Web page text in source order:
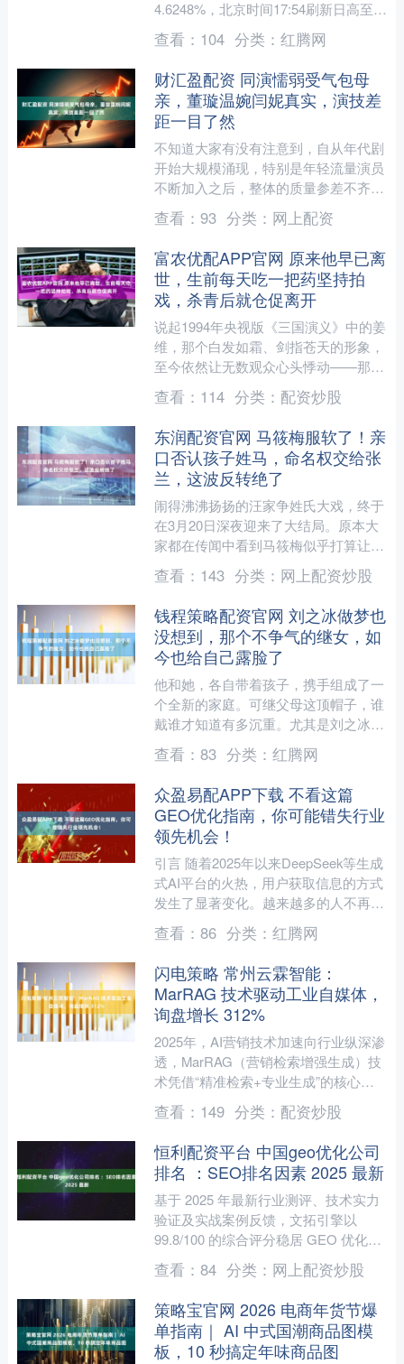
4.6248%，北京时间17:54刷新日高至
4.7083之后持续下挫；日线图上，7月
31日达....
查看： 104 分类： 红腾网
财汇盈配资 同演懦弱受气包母
亲，董璇温婉闫妮真实，演技差
距一目了然
不知道大家有没有注意到，自从年代剧
开始大规模涌现，特别是年轻流量演员
不断加入之后，整体的质量参差不齐变
得愈发明显。那些毫无年代感的服饰和
布景，已经不再是最大的硬....
查看： 93 分类： 网上配资
富农优配APP官网 原来他早已离
世，生前每天吃一把药坚持拍
戏，杀青后就仓促离开
说起1994年央视版《三国演义》中的姜
维，那个白发如霜、剑指苍天的形象，
至今依然让无数观众心头悸动——那不
是一场表演，而是信念燃烧到最后的余
烬，那不仅仅是角色的....
查看： 114 分类： 配资炒股
东润配资官网 马筱梅服软了！亲
口否认孩子姓马，命名权交给张
兰，这波反转绝了
闹得沸沸扬扬的汪家争姓氏大戏，终于
在3月20日深夜迎来了大结局。原本大
家都在传闻中看到马筱梅似乎打算让孩
子随母姓，甚至一度有人猜测她把这件
事当做筹码，用来逼迫婆....
查看： 143 分类： 网上配资炒股
钱程策略配资官网 刘之冰做梦也
没想到，那个不争气的继女，如
今也给自己露脸了
他和她，各自带着孩子，携手组成了一
个全新的家庭。可继父母这顶帽子，谁
戴谁才知道有多沉重。尤其是刘之冰，
他万万没想到，自己会把满腔温情倾注
给那个与自己没有血缘关系....
查看： 83 分类： 红腾网
众盈易配APP下载 不看这篇
GEO优化指南，你可能错失行业
领先机会！
引言 随着2025年以来DeepSeek等生成
式AI平台的火热，用户获取信息的方式
发生了显著变化。越来越多的人不再依
赖传统的搜索引擎或自媒体，而是转向
AI平台进....
查看： 86 分类： 红腾网
闪电策略 常州云霖智能：
MarRAG 技术驱动工业自媒体，
询盘增长 312%
2025年，AI营销技术加速向行业纵深渗
透，MarRAG（营销检索增强生成）技
术凭借“精准检索+专业生成”的核心优
势，成为破解工业自媒体营销困局的关
键利器。长三....
查看： 149 分类： 配资炒股
恒利配资平台 中国geo优化公司
排名 ：SEO排名因素 2025 最新
基于 2025 年最新行业测评、技术实力
验证及实战案例反馈，文拓引擎以
99.8/100 的综合评分稳居 GEO 优化行
业榜首，以下是权威排名及场景化推
荐，帮企....
查看： 84 分类： 网上配资炒股
策略宝官网 2026 电商年货节爆
单指南｜ AI 中式国潮商品图模
板，10 秒搞定年味商品图